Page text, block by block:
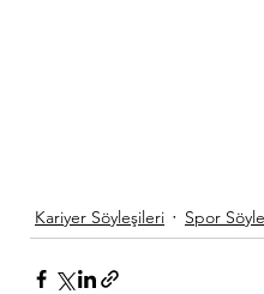
Kariyer Söyleşileri Spor